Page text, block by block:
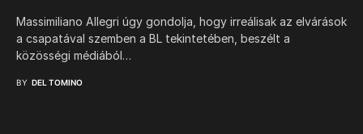
Massimiliano Allegri úgy gondolja, hogy irreálisak az elvárások
a csapatával szemben a BL tekintetében, beszélt a
közösségi médiából…
BY DEL TOMINO